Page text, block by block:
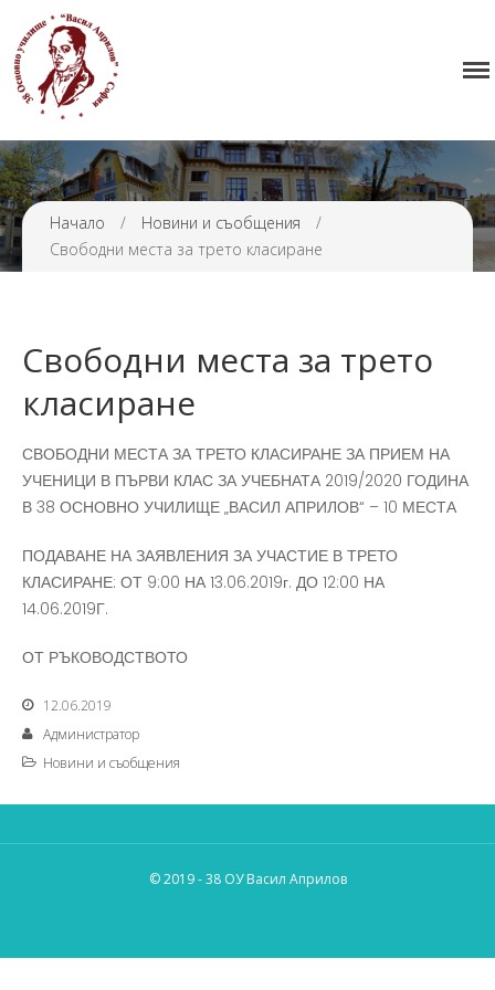
Нормативна уредба
Прием
Проекти и дейности
Седмично разписание
Начало / Новини и съобщения
/
Свободни места за трето класиране
Свободни места за трето
класиране
СВОБОДНИ МЕСТА ЗА ТРЕТО КЛАСИРАНЕ ЗА ПРИЕМ НА
УЧЕНИЦИ В ПЪРВИ КЛАС ЗА УЧЕБНАТА 2019/2020 ГОДИНА
В 38 ОСНОВНО УЧИЛИЩЕ „ВАСИЛ АПРИЛОВ“ – 10 МЕСТА
ПОДАВАНЕ НА ЗАЯВЛЕНИЯ ЗА УЧАСТИЕ В ТРЕТО
КЛАСИРАНЕ: ОТ 9:00 НА 13.06.2019г. ДО 12:00 НА
14.06.2019Г.
ОТ РЪКОВОДСТВОТО
12.06.2019
Администратор
Новини и съобщения
© 2019 - 38 ОУ Васил Априлов